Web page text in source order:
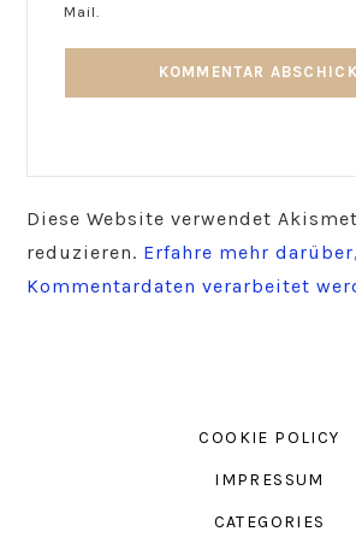
Mail.
Diese Website verwendet
reduzieren. Erfahre mehr
Kommentardaten verarbeitet
COOKIE POLICY
IMPRESSUM
CATEGORIES